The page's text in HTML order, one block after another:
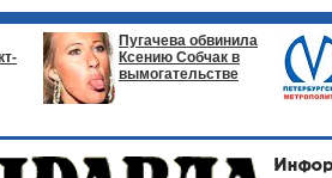
Пугачева обвинила
Ксению Собчак в
вымогательстве